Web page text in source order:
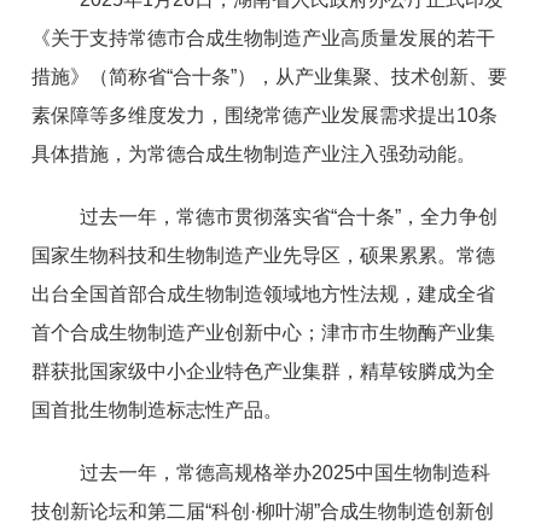
《关于支持常德市合成生物制造产业高质量发展的若干
措施》（简称省“合十条”），从产业集聚、技术创新、要
素保障等多维度发力，围绕常德产业发展需求提出10条
具体措施，为常德合成生物制造产业注入强劲动能。
过去一年，常德市贯彻落实省“合十条”，全力争创
国家生物科技和生物制造产业先导区，硕果累累。常德
出台全国首部合成生物制造领域地方性法规，建成全省
首个合成生物制造产业创新中心；津市市生物酶产业集
群获批国家级中小企业特色产业集群，精草铵膦成为全
国首批生物制造标志性产品。
过去一年，常德高规格举办2025中国生物制造科
技创新论坛和第二届“科创·柳叶湖”合成生物制造创新创